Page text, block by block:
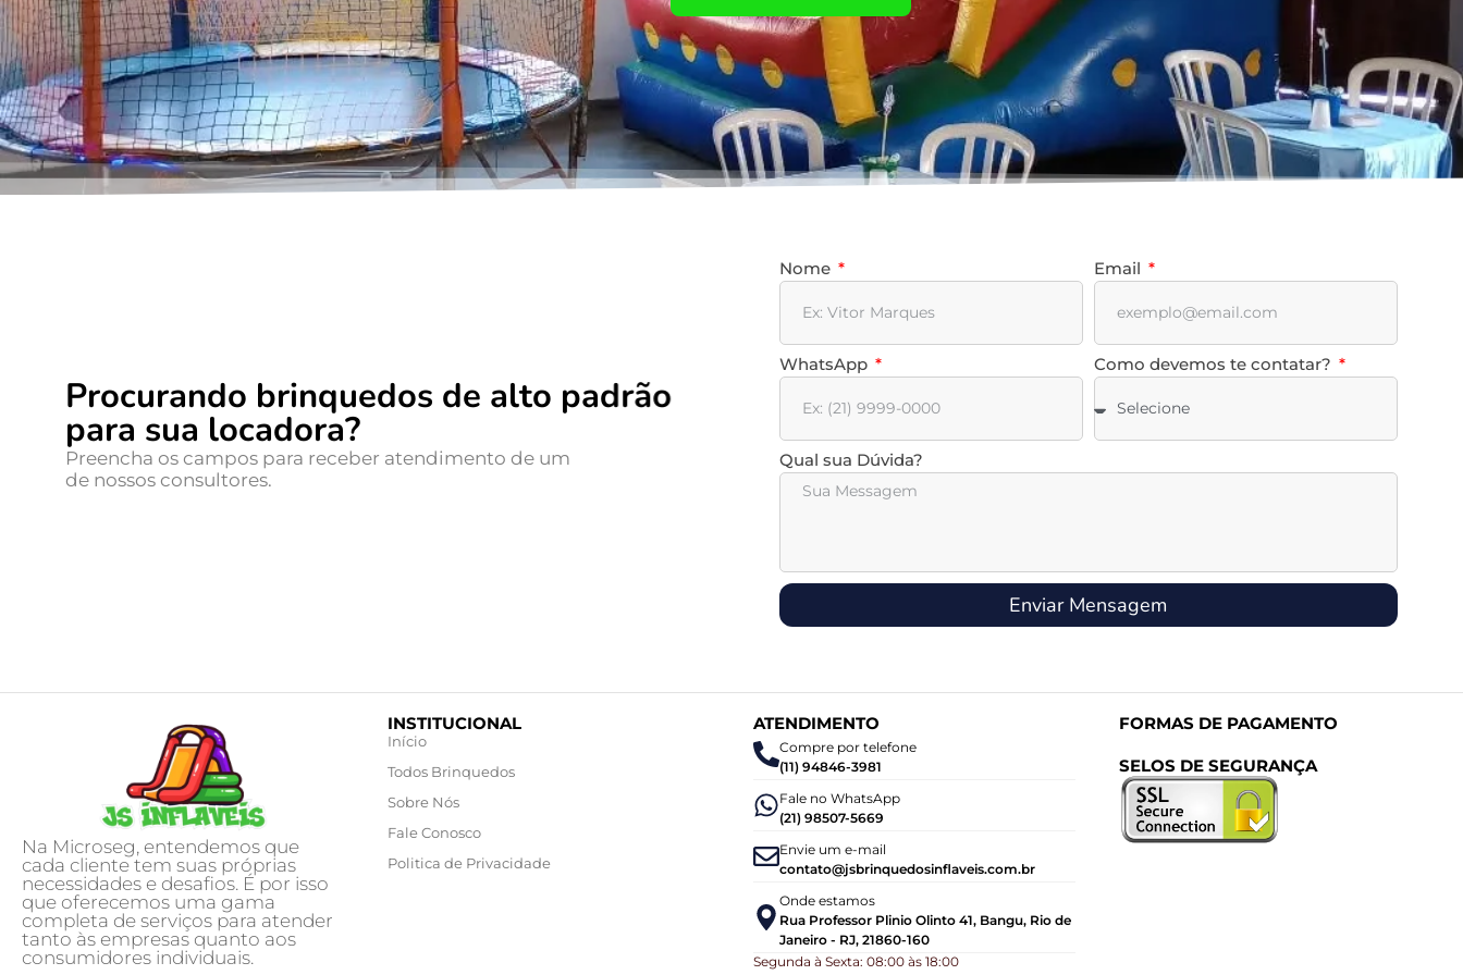
Procurando brinquedos de alto padrão
para sua locadora?
Preencha os campos para receber atendimento de um
de nossos consultores.
Nome Email
WhatsApp Como devemos te contatar?
Qual sua Dúvida?
Enviar Mensagem
Na Microseg, entendemos que
cada cliente tem suas próprias
necessidades e desafios. É por isso
que oferecemos uma gama
completa de serviços para atender
tanto às empresas quanto aos
consumidores individuais.
INSTITUCIONAL
Início
Todos Brinquedos
Sobre Nós
Fale Conosco
Politica de Privacidade
ATENDIMENTO
Compre por telefone
(11) 94846-3981
Fale no WhatsApp
(21) 98507-5669
Envie um e-mail
contato@jsbrinquedosinflaveis.com.br
Onde estamos
Rua Professor Plinio Olinto 41, Bangu, Rio de
Janeiro - RJ, 21860-160
Segunda à Sexta: 08:00 às 18:00
FORMAS DE PAGAMENTO
SELOS DE SEGURANÇA